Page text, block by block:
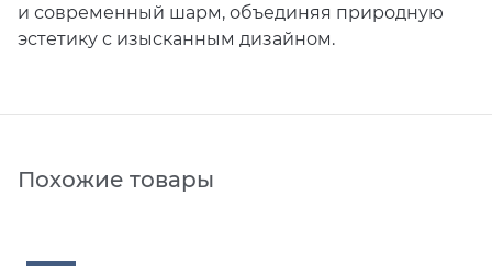
и современный шарм, объединяя природную
эстетику с изысканным дизайном.
Похожие товары